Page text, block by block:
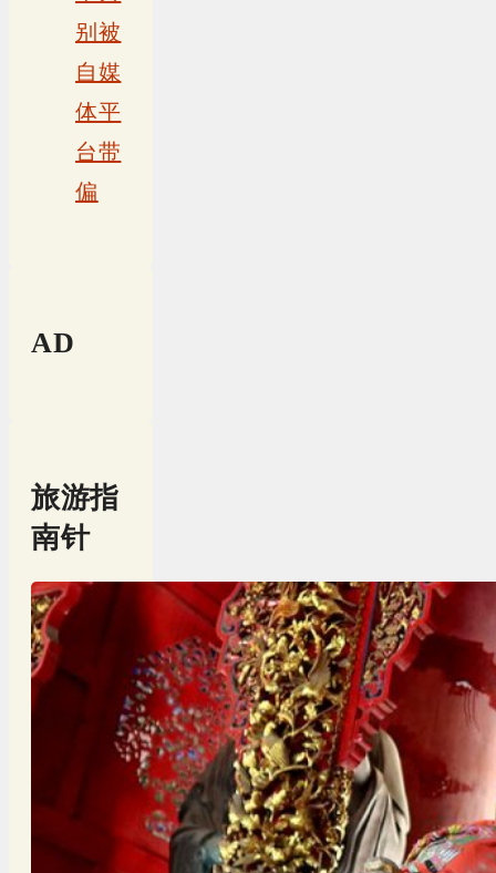
别被
自媒
体平
台带
偏
AD
旅游指
南针